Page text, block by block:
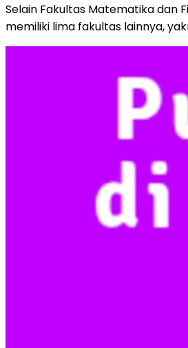
Selain Fakultas Matematika dan
memiliki lima fakultas lainnya,